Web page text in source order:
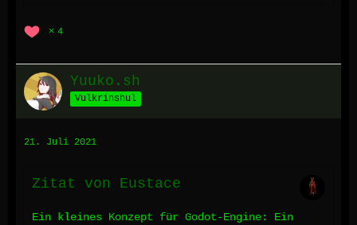
4
Yuuko.sh
Vulkrinshul
21. Juli 2021
Zitat von Eustace
Ein kleines Konzept für Godot-Engine: Ein